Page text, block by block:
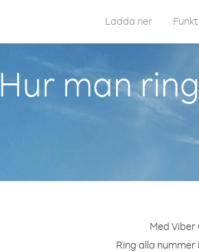
Ladda ner
Hur man
Med
Ring alla